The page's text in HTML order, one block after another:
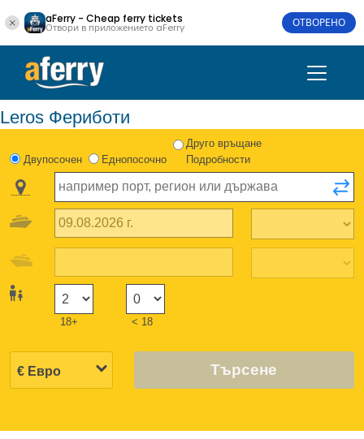
aFerry - Cheap ferry tickets
Отвори в приложението aFerry ОТВОРЕНО
Leros Фериботи
Двупосочен Еднопосочно
Друго връщане
Подробности
18+ < 18
Търсене